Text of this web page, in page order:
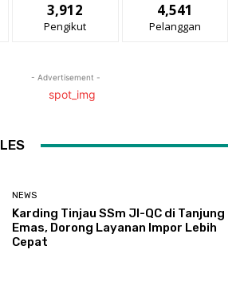
3,912
Pengikut
4,541
Pelanggan
- Advertisement -
NEWS
Karding Tinjau SSm JI-QC di Tanjung
Emas, Dorong Layanan Impor Lebih
Cepat